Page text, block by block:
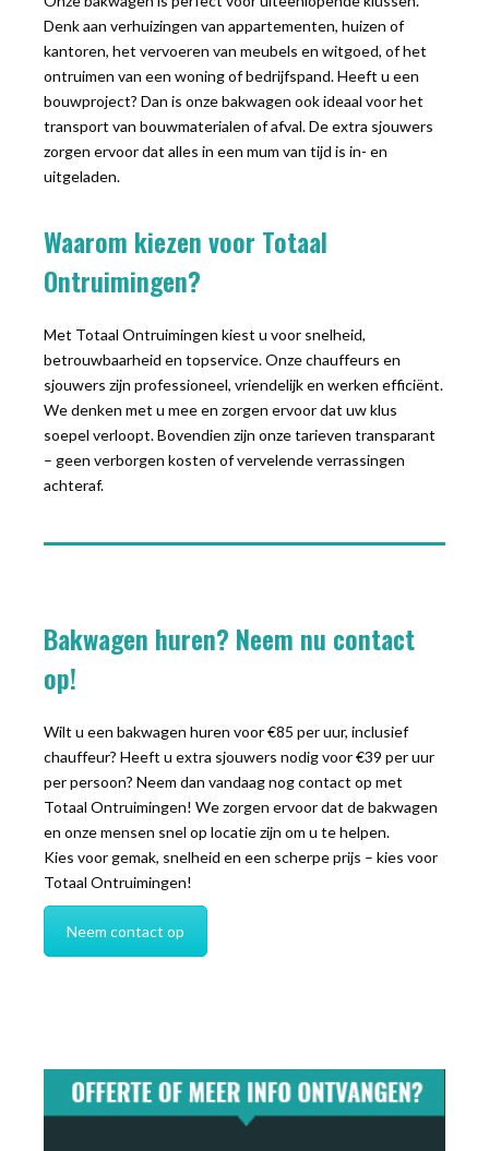
Denk aan verhuizingen van appartementen, huizen of
kantoren, het vervoeren van meubels en witgoed, of het
ontruimen van een woning of bedrijfspand. Heeft u een
bouwproject? Dan is onze bakwagen ook ideaal voor het
transport van bouwmaterialen of afval. De extra sjouwers
zorgen ervoor dat alles in een mum van tijd is in- en
uitgeladen.
Waarom kiezen voor Totaal
Ontruimingen?
Met Totaal Ontruimingen kiest u voor snelheid,
betrouwbaarheid en topservice. Onze chauffeurs en
sjouwers zijn professioneel, vriendelijk en werken efficiënt.
We denken met u mee en zorgen ervoor dat uw klus
soepel verloopt. Bovendien zijn onze tarieven transparant
– geen verborgen kosten of vervelende verrassingen
achteraf.
Bakwagen huren? Neem nu contact
op!
Wilt u een bakwagen huren voor €85 per uur, inclusief
chauffeur? Heeft u extra sjouwers nodig voor €39 per uur
per persoon? Neem dan vandaag nog contact op met
Totaal Ontruimingen! We zorgen ervoor dat de bakwagen
en onze mensen snel op locatie zijn om u te helpen.
Kies voor gemak, snelheid en een scherpe prijs – kies voor
Totaal Ontruimingen!
Neem contact op